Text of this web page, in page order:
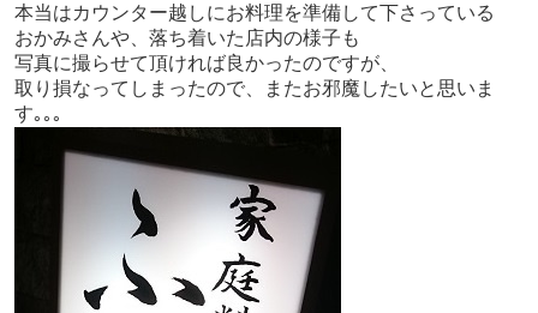
本当はカウンター越しにお料理を準備して下さっている
おかみさんや、落ち着いた店内の様子も
写真に撮らせて頂ければ良かったのですが、
取り損なってしまったので、またお邪魔したいと思いま
す｡｡｡